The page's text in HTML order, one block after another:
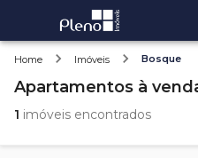
Home Imóveis Bosque
Apartamentos à
1 imóveis encontrados